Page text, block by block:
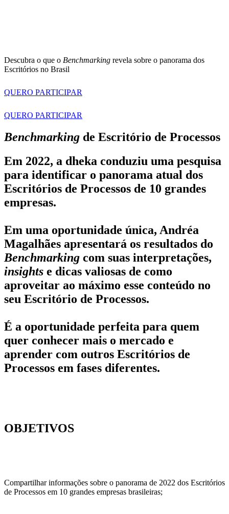
Descubra o que o Benchmarking revela sobre o panorama dos
Escritórios no Brasil
QUERO PARTICIPAR
QUERO PARTICIPAR
Benchmarking de Escritório de Processos
Em 2022, a dheka conduziu uma pesquisa
para identificar o panorama atual dos
Escritórios de Processos de 10 grandes
empresas.
Em uma oportunidade única, Andréa
Magalhães apresentará os resultados do
Benchmarking com suas interpretações,
insights e dicas valiosas de como
aproveitar ao máximo esse conteúdo no
seu Escritório de Processos.
É a oportunidade perfeita para quem
quer conhecer mais o mercado e
aprender com outros Escritórios de
Processos em fases diferentes.
OBJETIVOS
Compartilhar informações sobre o panorama de 2022 dos Escritórios
de Processos em 10 grandes empresas brasileiras;